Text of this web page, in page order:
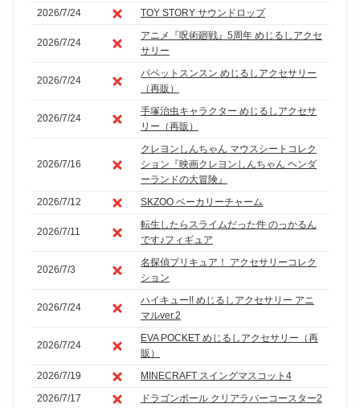
2026/7/24
TOY STORY サウンドロップ
2026/7/24
アニメ『呪術廻戦』5周年 めじるしアクセ
サリー
2026/7/24
パペットスンスン めじるしアクセサリー
（再販）
2026/7/24
手塚治虫キャラクター めじるしアクセサ
リー（再販）
2026/7/16
クレヨンしんちゃん マウスシートコレク
ション『映画クレヨンしんちゃん ヘンダ
ーランドの大冒険』
2026/7/12
SKZOO ベーカリーチャーム
2026/7/11
転生したらスライムだった件 のっかるん
です♪フィギュア
2026/7/3
名探偵プリキュア！ アクセサリーコレク
ション
2026/7/24
ハイキュー!! めじるしアクセサリー アニ
マルver.2
2026/7/24
EVA POCKET めじるしアクセサリー（再
販）
2026/7/19
MINECRAFT スイングマスコット4
2026/7/17
ドラゴンボール クリアラバーコースター2